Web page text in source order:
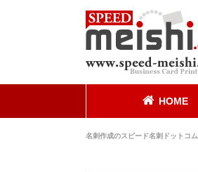
HOME
名刺作成のスピード名刺ドットコム